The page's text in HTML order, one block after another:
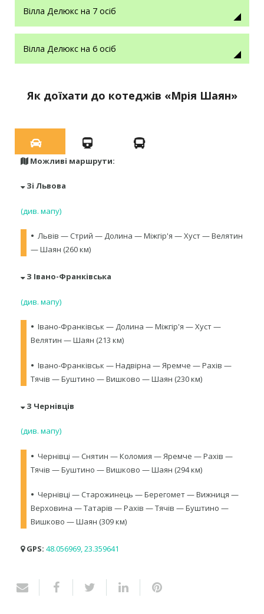
Вілла Делюкс на 7 осіб
Вілла Делюкс на 6 осіб
Як доїхати до котеджів «Мрія Шаян»
Можливі маршрути:
Зі Львова
(див. мапу)
• Львів — Стрий — Долина — Міжгір'я — Хуст — Велятин
— Шаян (260 км)
З Івано-Франківська
(див. мапу)
• Івано-Франківськ — Долина — Міжгір'я — Хуст —
Велятин — Шаян (213 км)
• Івано-Франківськ — Надвірна — Яремче — Рахів —
Тячів — Буштино — Вишково — Шаян (230 км)
З Чернівців
(див. мапу)
• Чернівці — Снятин — Коломия — Яремче — Рахів —
Тячів — Буштино — Вишково — Шаян (294 км)
• Чернівці — Старожинець — Берегомет — Вижниця —
Верховина — Татарів — Рахів — Тячів — Буштино —
Вишково — Шаян (309 км)
GPS: 48.056969, 23.359641